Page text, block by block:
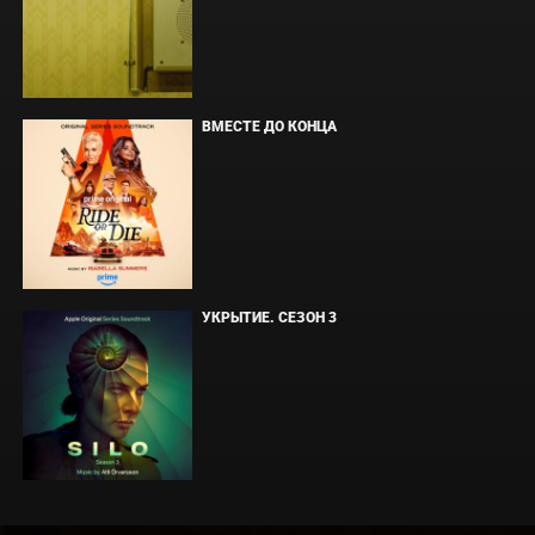
ВМЕСТЕ ДО КОНЦА
УКРЫТИЕ. СЕЗОН 3